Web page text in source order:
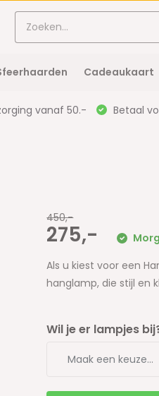
Cadeaukaart
vanaf 50.- Betaal
450,-
275,-
Als u kiest voor een
hanglamp, die stijl en
Wil je er lampjes